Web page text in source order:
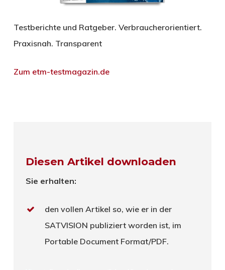
Testberichte und Ratgeber. Verbraucherorientiert.
Praxisnah. Transparent
Zum etm-testmagazin.de
Diesen Artikel downloaden
Sie erhalten:
den vollen Artikel so, wie er in der
SATVISION publiziert worden ist, im
Portable Document Format/PDF.